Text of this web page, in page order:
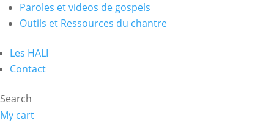
Paroles et videos de gospels
Outils et Ressources du chantre
Les HALI
Contact
Search
My cart